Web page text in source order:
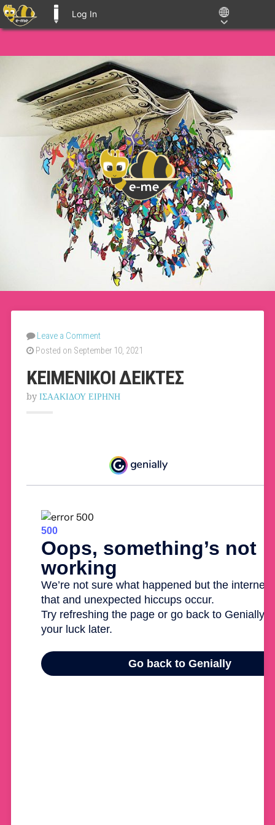
Log In
Leave a Comment
Posted on September 10, 2021
ΚΕΙΜΕΝΙΚΟΙ ΔΕΙΚΤΕΣ
by ΙΣΑΑΚΙΔΟΥ ΕΙΡΗΝΗ